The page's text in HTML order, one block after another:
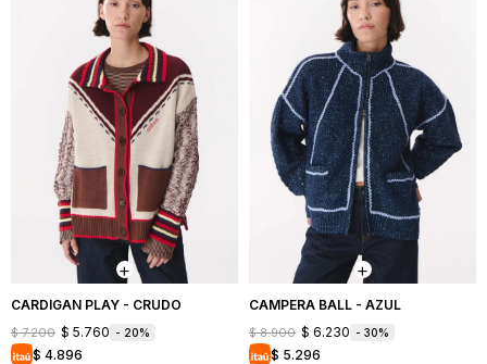
CARDIGAN PLAY - CRUDO
$ 7.200 $ 5.760 20
$ 4.896
CAMPERA BALL - AZUL
$ 8.900 $ 6.230 30
$ 5.296